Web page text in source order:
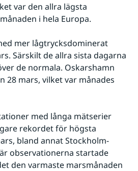
var den allra lägsta
i hela Europa.
mer lågtrycksdominerat
Särskilt de allra sista dagarna
de normala. Oskarshamn
28 mars, vilket var månades
med långa mätserier
rekordet för högsta
bland annat Stockholm-
observationerna startade
den varmaste marsmånaden